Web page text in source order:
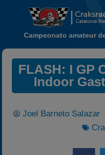
Campeonato amateur
FLASH: I GP
Indoor
Joel Barneto Salazar